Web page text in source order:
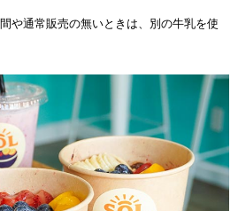
や通常販売の無いときは、別の牛乳を使